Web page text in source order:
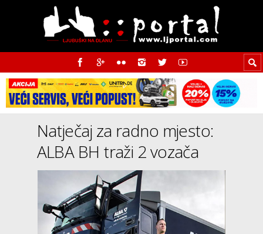
Natječaj za radno mjesto:
ALBA BH traži 2 vozača